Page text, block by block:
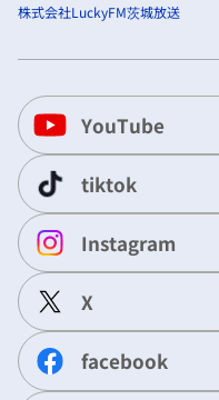
株式会社LuckyFM茨城放送
YouTube
tiktok
Instagram
X
facebook